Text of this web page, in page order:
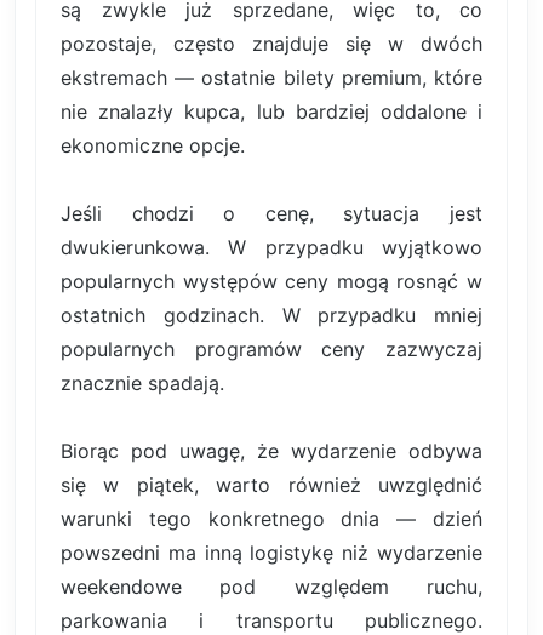
są zwykle już sprzedane, więc to, co
pozostaje, często znajduje się w dwóch
ekstremach — ostatnie bilety premium, które
nie znalazły kupca, lub bardziej oddalone i
ekonomiczne opcje.
Jeśli chodzi o cenę, sytuacja jest
dwukierunkowa. W przypadku wyjątkowo
popularnych występów ceny mogą rosnąć w
ostatnich godzinach. W przypadku mniej
popularnych programów ceny zazwyczaj
znacznie spadają.
Biorąc pod uwagę, że wydarzenie odbywa
się w piątek, warto również uwzględnić
warunki tego konkretnego dnia — dzień
powszedni ma inną logistykę niż wydarzenie
weekendowe pod względem ruchu,
parkowania i transportu publicznego.